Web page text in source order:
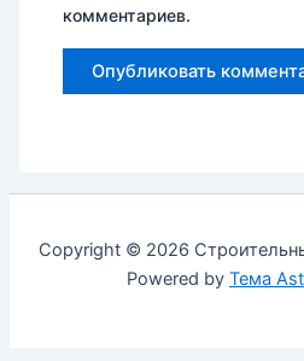
комментариев.
Copyright © 2026
Powered by Тема